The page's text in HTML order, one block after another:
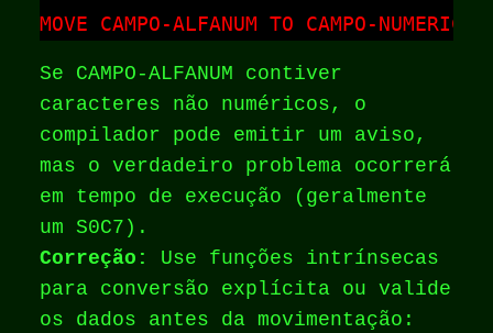
MOVE CAMPO-ALFANUM TO CAMPO-NUMERICO.
Se CAMPO-ALFANUM contiver
caracteres não numéricos, o
compilador pode emitir um aviso,
mas o verdadeiro problema ocorrerá
em tempo de execução (geralmente
um S0C7).
Correção:
Use funções intrínsecas
para conversão explícita ou valide
os dados antes da movimentação: